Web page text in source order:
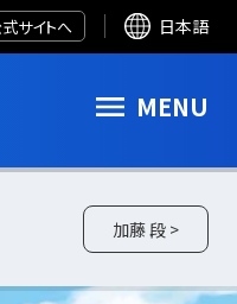
サイトへ 日本語
MENU
加藤 段 >